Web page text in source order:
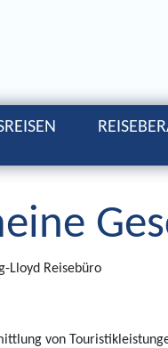
Lloyd Reisebüro
von